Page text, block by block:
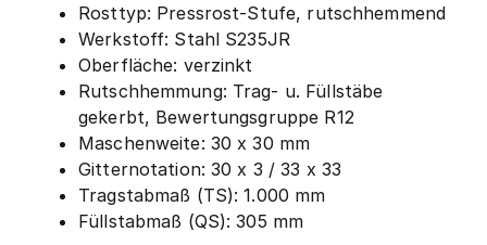
Rosttyp: Pressrost-Stufe, rutschhemmend
Werkstoff: Stahl S235JR
Oberfläche: verzinkt
Rutschhemmung: Trag- u. Füllstäbe
gekerbt, Bewertungsgruppe R12
Maschenweite: 30 x 30 mm
Gitternotation: 30 x 3 / 33 x 33
Tragstabmaß (TS): 1.000 mm
Füllstabmaß (QS): 305 mm